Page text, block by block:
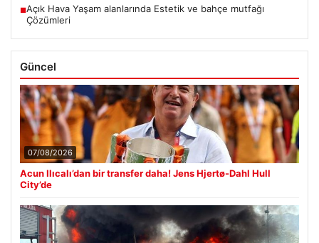
■Açık Hava Yaşam alanlarında Estetik ve bahçe mutfağı
Çözümleri
Güncel
07/08/2026
Acun Ilıcalı’dan bir transfer daha! Jens Hjertø-Dahl Hull
City’de